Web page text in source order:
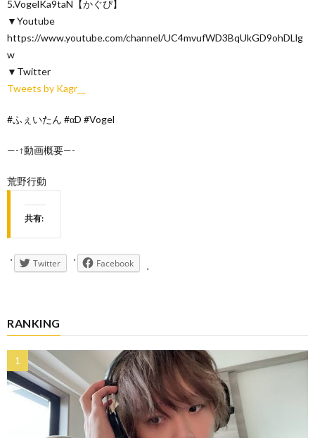
5.VogelKa9taN【かぐぴ】
▼Youtube
https://www.youtube.com/channel/UC4mvufWD3BqUkGD9ohDLlg
w
▼Twitter
Tweets by Kagr__
#ふぇいたん #αD #Vogel
—-↑動画概要—-
荒野行動
共有:
Twitter Facebook
RANKING